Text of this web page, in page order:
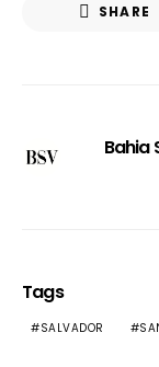
SHARE
Bahia
Tags
SALVADOR